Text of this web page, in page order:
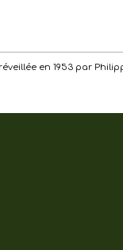
en 1953 par